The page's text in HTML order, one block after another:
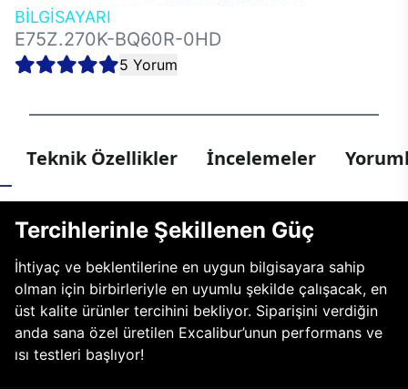
BİLGİSAYARI
E75Z.270K-BQ60R-0HD
5 Yorum
Teknik Özellikler İncelemeler
Tercihlerinle Şekillenen Güç
İhtiyaç ve beklentilerine en uygun bilgisayara sahip
olman için birbirleriyle en uyumlu şekilde çalışacak, en
üst kalite ürünler tercihini bekliyor. Siparişini verdiğin
anda sana özel üretilen Excalibur’unun performans ve
ısı testleri başlıyor!